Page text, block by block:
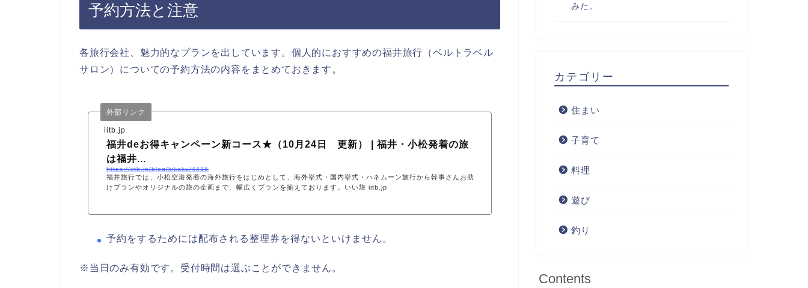
予約方法と注意
各旅行会社、魅力的なプランを出しています。個人的におすすめの福井旅行（ベルトラベル
サロン）についての予約方法の内容をまとめておきます。
iitb.jp
外部リンク
福井deお得キャンペーン新コース★（10月24日 更新） | 福井・小松発着の旅
は福井...
https://iitb.jp/blog/kikaku/4438
福井旅行では、小松空港発着の海外旅行をはじめとして、海外挙式・国内挙式・ハネムーン旅行から幹事さんお助
けプランやオリジナルの旅の企画まで、幅広くプランを揃えております。いい旅 iitb.jp
予約をするためには配布される整理券を得ないといけません。
※当日のみ有効です。 受付時間は選ぶことができません 。
みた。
カテゴリー
住まい
子育て
料理
遊び
釣り
Contents